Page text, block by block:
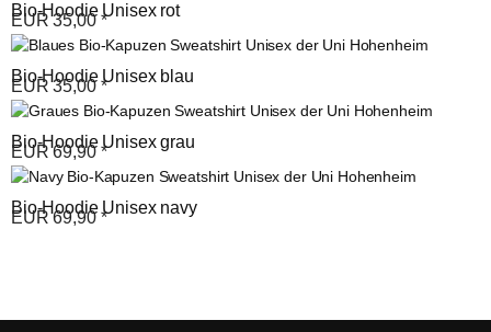
Bio-Hoodie Unisex rot
EUR 35,00 *
Bio-Hoodie Unisex blau
EUR 35,00 *
Bio-Hoodie Unisex grau
EUR 69,90 *
Bio-Hoodie Unisex navy
EUR 69,90 *